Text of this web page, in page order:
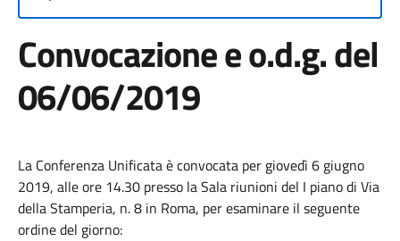
Convocazione e o.d.g. del
06/06/2019
La Conferenza Unificata è convocata per giovedì 6 giugno
2019, alle ore 14.30 presso la Sala riunioni del I piano di Via
della Stamperia, n. 8 in Roma, per esaminare il seguente
ordine del giorno: